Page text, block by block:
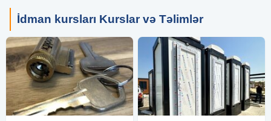
İdman kursları Kurslar və Təlimlər